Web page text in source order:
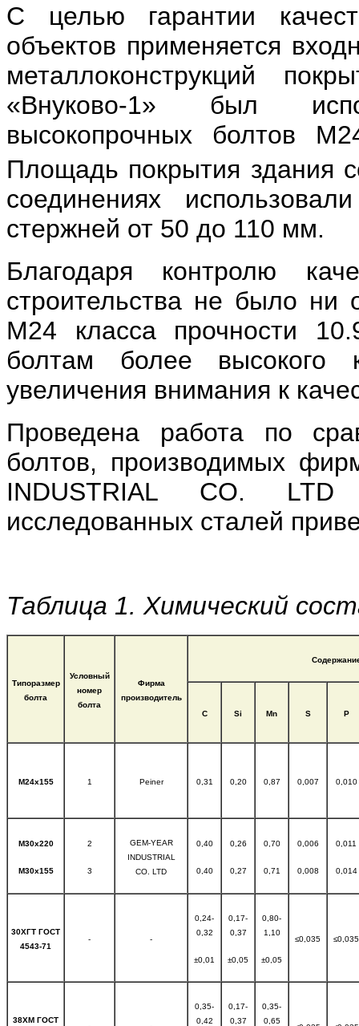
С целью гарантии
объектов применяется
металлоконструкций
«Внуково-1» был
высокопрочных болтов
Площадь покрытия здания
соединениях
стержней от 50 до 110 мм.
Благодаря контролю
строительства не было ни
М24 класса прочности
болтам более высокого
увеличения внимания к
Проведена работа по
болтов, производимых
INDUSTRIAL CO. LTD
исследованных сталей
Таблица 1. Химический
Типоразмер
болта
Условный
номер
болта
Фирма
производитель
С Si Mn S P
М24х155 1 Peiner 0,31 0,20 0,87 0,007 0,010
М30х220
М30х155
2
3
GEM-YEAR
INDUSTRIAL
CO. LTD
0,40
0,40
0,26
0,27
0,70
0,71
0,006
0,008
0,011
0,014
30ХГТ ГОСТ
4543-71
- -
0,24-
0,32
±0,01
0,17-
0,37
±0,05
0,80-
1,10
±0,05
≤0,035 ≤0,035
38ХМ ГОСТ
0,35-
0,42
0,17-
0,37
0,35-
0,65